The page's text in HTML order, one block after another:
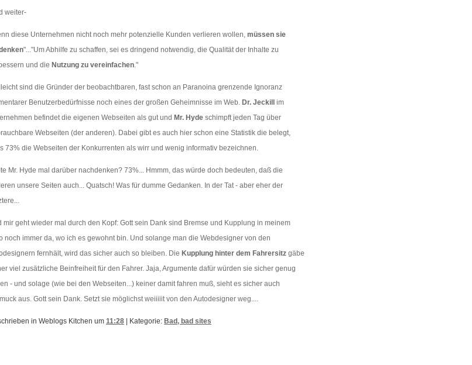
weiter-
diese Unternehmen nicht noch mehr potenzielle Kunden verlieren wollen, müssen sie
"..."Um Abhilfe zu schaffen, sei es dringend notwendig, die Qualität der Inhalte zu
und die Nutzung zu vereinfachen ."
sind die Gründer der beobachtbaren, fast schon an Paranoina grenzende Ignoranz
Benutzerbedürfnisse noch eines der großen Geheimnisse im Web. Dr. Jeckill im
befindet die eigenen Webseiten als gut und Mr. Hyde schimpft jeden Tag über
Webseiten (der anderen). Dabei gibt es auch hier schon eine Statistik die belegt,
73% die Webseiten der Konkurrenten als wirr und wenig informativ bezeichnen.
Mr. Hyde mal darüber nachdenken? 73%... Hmmm, das würde doch bedeuten, daß die
unsere Seiten auch... Quatsch! Was für dumme Gedanken. In der Tat - aber eher der
mir geht wieder mal durch den Kopf: Gott sein Dank sind Bremse und Kupplung in meinem
noch immer da, wo ich es gewohnt bin. Und solange man die Webdesigner von den
fernhält, wird das sicher auch so bleiben. Die Kupplung hinter dem Fahrersitz gäbe
viel zusätzliche Beinfreiheit für den Fahrer. Jaja, Argumente dafür würden sie sicher genug
- und solage (wie bei den Webseiten...) keiner damit fahren muß, sieht es sicher auch
aus. Gott sein Dank. Setzt sie möglichst weiiiiit von den Autodesigner weg....
in Weblogs Kitchen um 11:28 | Kategorie: Bad, bad sites